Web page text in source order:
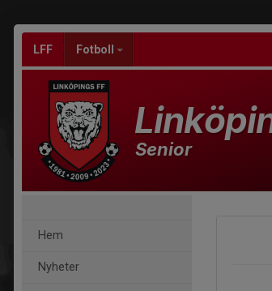
LFF Fotboll
Senior
Hem
Nyheter